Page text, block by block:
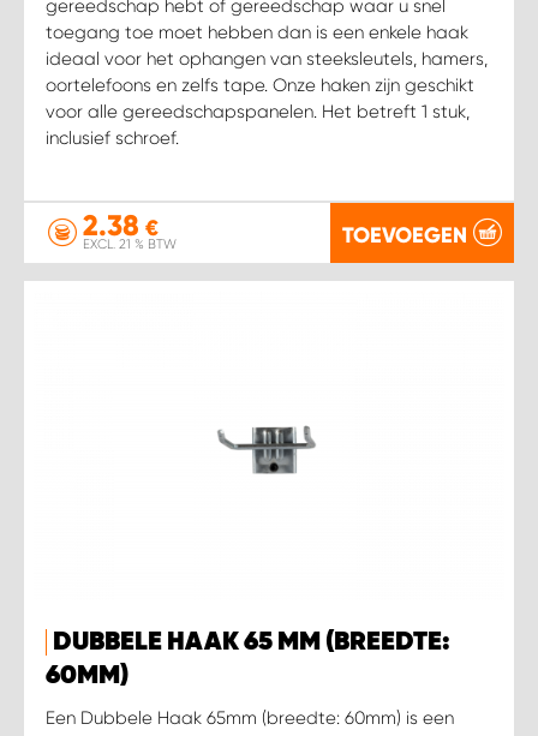
gereedschap hebt of gereedschap waar u snel
toegang toe moet hebben dan is een enkele haak
ideaal voor het ophangen van steeksleutels, hamers,
oortelefoons en zelfs tape. Onze haken zijn geschikt
voor alle gereedschapspanelen. Het betreft 1 stuk,
inclusief schroef.
2.38 €
EXCL. 21 % BTW TOEVOEGEN
DUBBELE HAAK 65 MM (BREEDTE:
60MM)
Een Dubbele Haak 65mm (breedte: 60mm) is een